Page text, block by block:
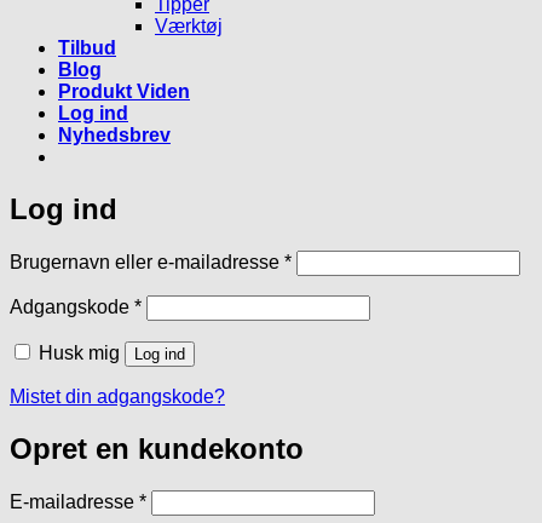
Værktøj
Tilbud
Blog
Produkt Viden
Log ind
Nyhedsbrev
Log ind
Brugernavn eller e-mailadresse *Påkrævet
Adgangskode *Påkrævet
Husk mig Log ind
Mistet din adgangskode?
Opret en kundekonto
E-mailadresse *Påkrævet